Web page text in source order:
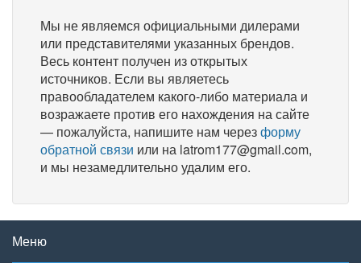
Мы не являемся официальными дилерами
или представителями указанных брендов.
Весь контент получен из открытых
источников. Если вы являетесь
правообладателем какого-либо материала и
возражаете против его нахождения на сайте
— пожалуйста, напишите нам черезформу
обратной связи или на latrom177@gmail.com,
и мы незамедлительно удалим его.
Меню